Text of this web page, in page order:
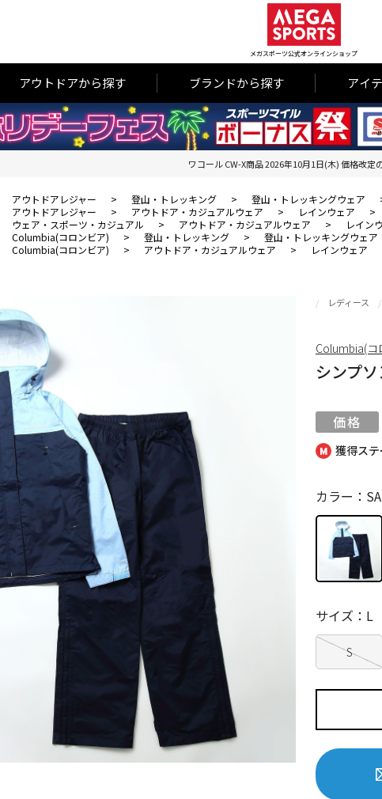
メガスポーツ公式オンラインショップ
アウトドアから探す ブランドから探す アイ
ワコール CW-X商品 2026年10月1日(木) 価格改定
アウトドアレジャー > 登山・トレッキング > 登山・トレッキングウェア
アウトドアレジャー > アウトドア・カジュアルウェア > レインウェア >
ウェア・スポーツ・カジュアル > アウトドア・カジュアルウェア > レイン
Columbia(コロンビア) > 登山・トレッキング > 登山・トレッキングウェア
Columbia(コロンビア) > アウトドア・カジュアルウェア > レインウェア
獲得ス
レディース
シンプ
カラー：
S
サイズ：L
Columbia(コ